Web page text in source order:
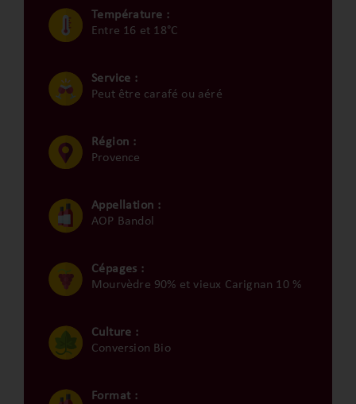
Température :
Entre 16 et 18°C
Service :
Peut être carafé ou aéré
Région :
Provence
Appellation :
AOP Bandol
Cépages :
Mourvèdre 90% et vieux Carignan 10 %
Culture :
Conversion Bio
Format :